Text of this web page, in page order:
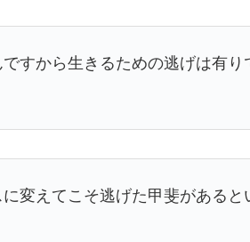
すから生きるための逃げは有り
変えてこそ逃げた甲斐があると